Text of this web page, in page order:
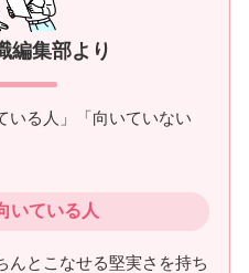
編集部より
いる人」「向いていない
いている人
んとこなせる堅実さを持ち